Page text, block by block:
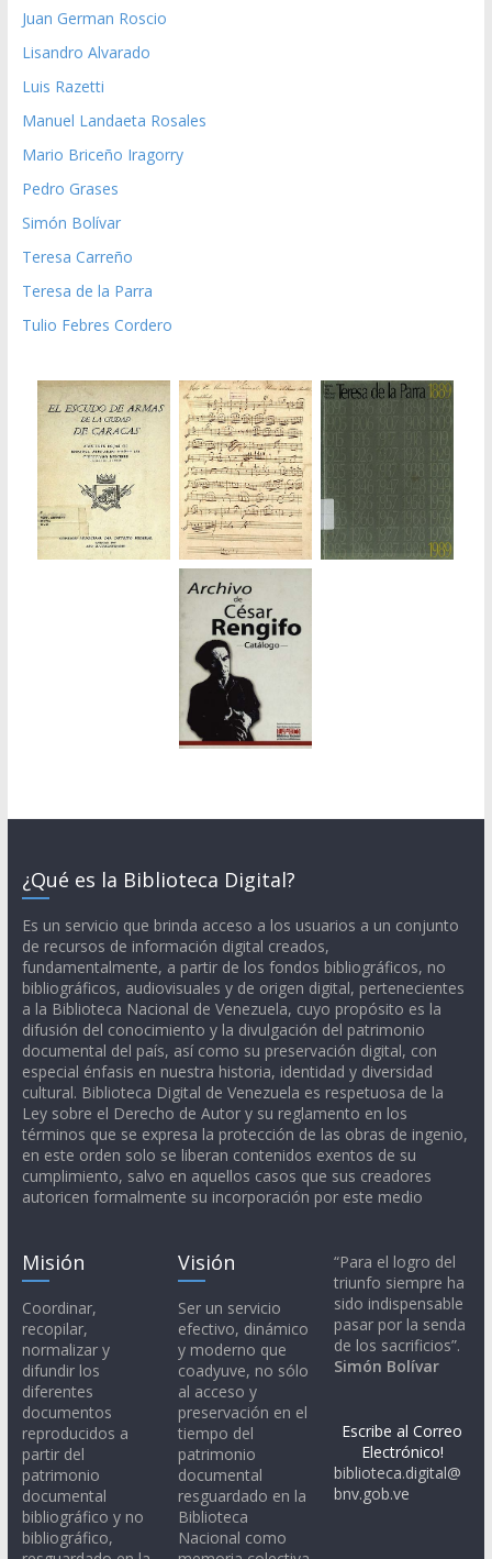
Juan German Roscio
Lisandro Alvarado
Luis Razetti
Manuel Landaeta Rosales
Mario Briceño Iragorry
Pedro Grases
Simón Bolívar
Teresa Carreño
Teresa de la Parra
Tulio Febres Cordero
¿Qué es la Biblioteca Digital?
Es un servicio que brinda acceso a los usuarios a un conjunto
de recursos de información digital creados,
fundamentalmente, a partir de los fondos bibliográficos, no
bibliográficos, audiovisuales y de origen digital, pertenecientes
a la Biblioteca Nacional de Venezuela, cuyo propósito es la
difusión del conocimiento y la divulgación del patrimonio
documental del país, así como su preservación digital, con
especial énfasis en nuestra historia, identidad y diversidad
cultural. Biblioteca Digital de Venezuela es respetuosa de la
Ley sobre el Derecho de Autor y su reglamento en los
términos que se expresa la protección de las obras de ingenio,
en este orden solo se liberan contenidos exentos de su
cumplimiento, salvo en aquellos casos que sus creadores
autoricen formalmente su incorporación por este medio
Misión
Coordinar,
recopilar,
normalizar y
difundir los
diferentes
documentos
reproducidos a
partir del
patrimonio
documental
bibliográfico y no
bibliográfico,
Visión
Ser un servicio
efectivo, dinámico
y moderno que
coadyuve, no sólo
al acceso y
preservación en el
tiempo del
patrimonio
documental
resguardado en la
Biblioteca
Nacional como
“Para el logro del
triunfo siempre ha
sido indispensable
pasar por la senda
de los sacrificios”.
Simón Bolívar
Escribe al Correo
Electrónico!
biblioteca.digital@
bnv.gob.ve